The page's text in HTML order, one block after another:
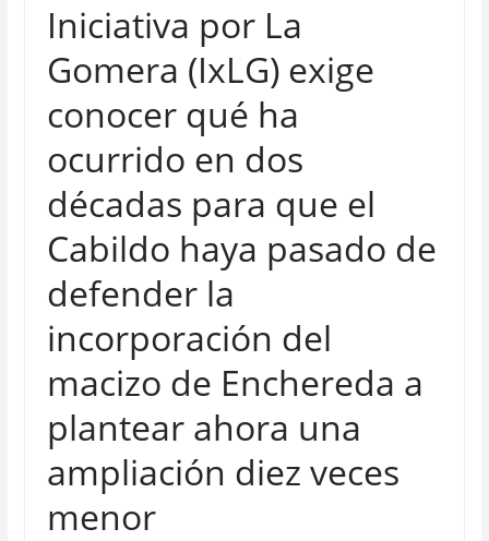
Iniciativa por La
Gomera (IxLG) exige
conocer qué ha
ocurrido en dos
décadas para que el
Cabildo haya pasado de
defender la
incorporación del
macizo de Enchereda a
plantear ahora una
ampliación diez veces
menor